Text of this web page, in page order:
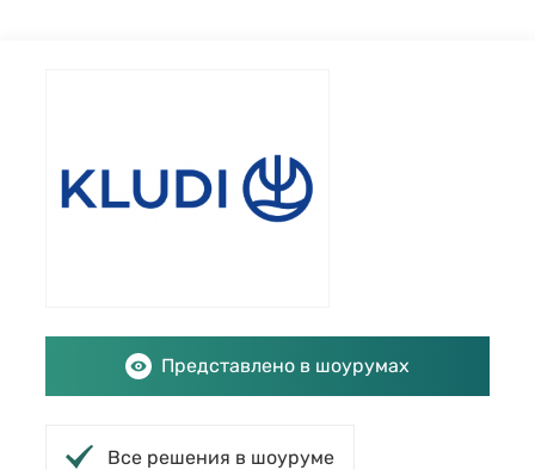
Представлено в шоурумах
Все решения в шоуруме